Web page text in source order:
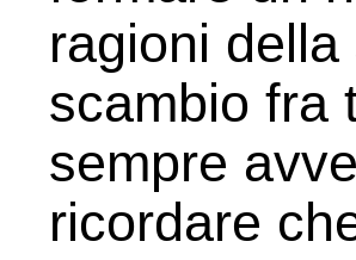
ragioni
scambio fra
sempre
ricordare